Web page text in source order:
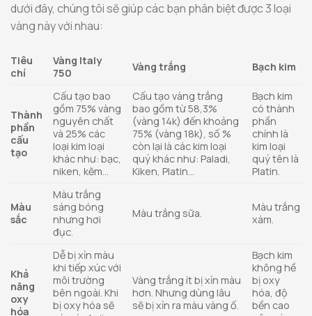
dưới đây, chúng tôi sẽ giúp các bạn phân biệt được 3 loại
vàng này với nhau:
Tiêu
chí
Vàng Italy
750
Vàng trắng Bạch kim
Thành
phần
cấu
tạo
Cấu tạo bao
gồm 75% vàng
nguyên chất
và 25% các
loại kim loại
khác như: bạc,
niken, kẽm…
Cấu tạo vàng trắng
bao gồm từ 58,3%
(vàng 14k) đến khoảng
75% (vàng 18k), số %
còn lại là các kim loại
quý khác như: Paladi,
Kiken, Platin…
Bạch kim
có thành
phần
chính là
kim loại
quý tên là
Platin.
Màu
sắc
Màu trắng
sáng bóng
nhưng hơi
đục.
Màu trắng sữa.
Màu trắng
xám.
Khả
năng
oxy
hóa
Dễ bị xỉn màu
khi tiếp xúc với
môi trường
bên ngoài. Khi
bị oxy hóa sẽ
Vàng trắng ít bị xỉn màu
hơn. Nhưng dùng lâu
sẽ bị xỉn ra màu vàng ố.
Bạch kim
không hề
bị oxy
hóa, độ
bền cao